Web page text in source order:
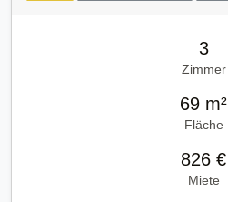
3
Zimmer
69 m²
Fläche
826 €
Miete